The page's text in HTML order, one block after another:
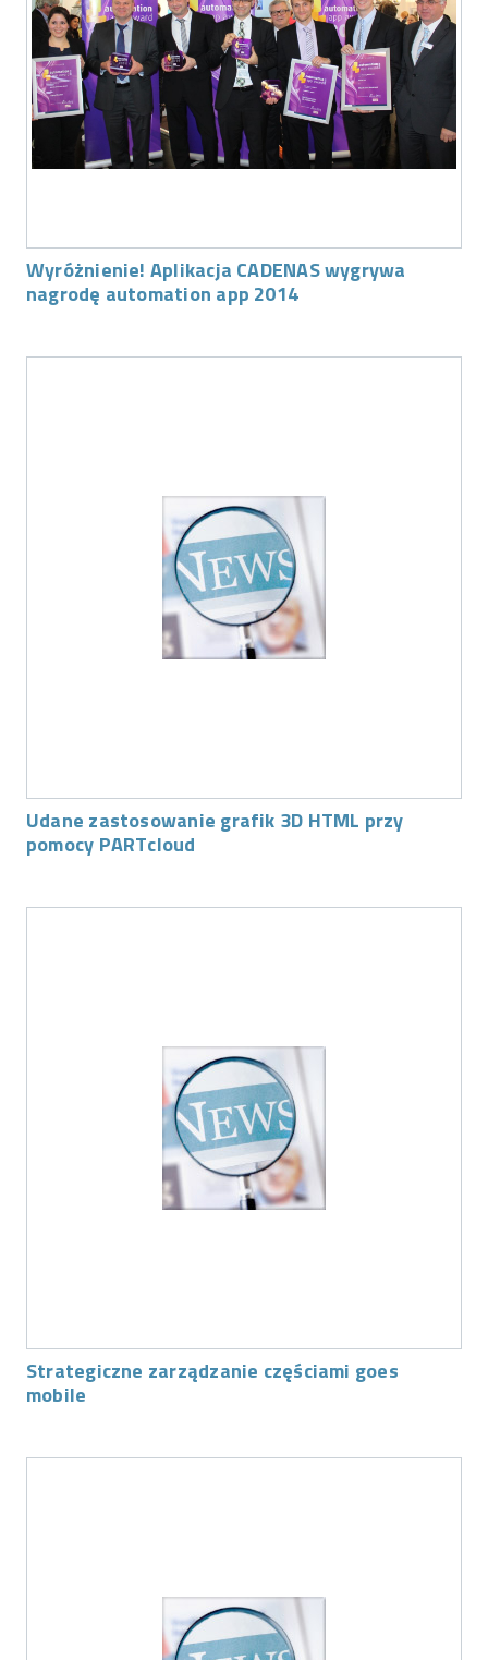
Wyróżnienie! Aplikacja CADENAS wygrywa
nagrodę automation app 2014
Udane zastosowanie grafik 3D HTML przy
pomocy PARTcloud
Strategiczne zarządzanie częściami goes
mobile